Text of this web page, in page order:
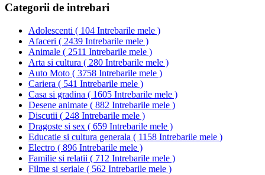
Categorii de intrebari
Adolescenti ( 104 Intrebarile mele )
Afaceri ( 2439 Intrebarile mele )
Animale ( 2511 Intrebarile mele )
Arta si cultura ( 280 Intrebarile mele )
Auto Moto ( 3758 Intrebarile mele )
Cariera ( 541 Intrebarile mele )
Casa si gradina ( 1605 Intrebarile mele )
Desene animate ( 882 Intrebarile mele )
Discutii ( 248 Intrebarile mele )
Dragoste si sex ( 659 Intrebarile mele )
Educatie si cultura generala ( 1158 Intrebarile mele )
Electro ( 896 Intrebarile mele )
Familie si relatii ( 712 Intrebarile mele )
Filme si seriale ( 562 Intrebarile mele )